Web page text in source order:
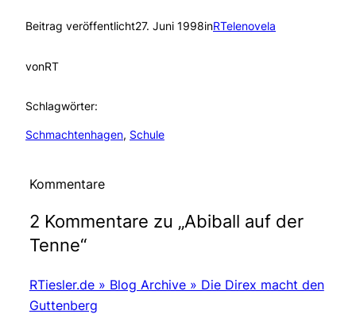
Beitrag veröffentlicht27. Juni 1998inRTelenovela
vonRT
Schlagwörter:
Schmachtenhagen, Schule
Kommentare
2 Kommentare zu „Abiball auf der
Tenne“
RTiesler.de » Blog Archive » Die Direx macht den
Guttenberg